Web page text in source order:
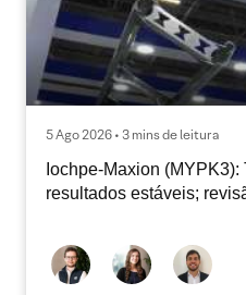
5 Ago 2026 • 3 mins de leitura
Iochpe-Maxion
resultados estáveis;